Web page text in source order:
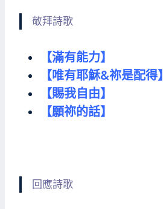
敬拜詩歌
【滿有能力】
【唯有耶穌&祢是配得】
【賜我自由】
【願祢的話】
回應詩歌